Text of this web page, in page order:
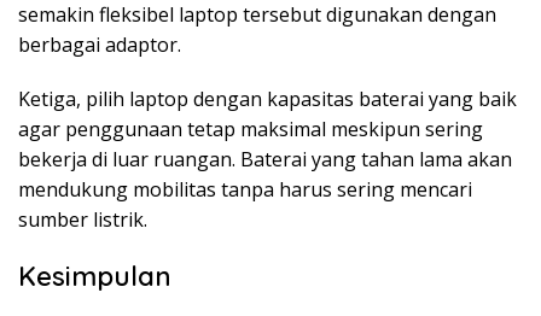
semakin fleksibel laptop tersebut digunakan dengan
berbagai adaptor.
Ketiga, pilih laptop dengan kapasitas baterai yang baik
agar penggunaan tetap maksimal meskipun sering
bekerja di luar ruangan. Baterai yang tahan lama akan
mendukung mobilitas tanpa harus sering mencari
sumber listrik.
Kesimpulan